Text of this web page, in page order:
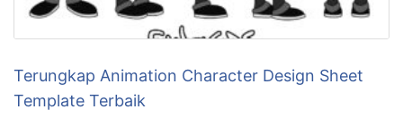
Terungkap Animation Character Design Sheet
Template Terbaik